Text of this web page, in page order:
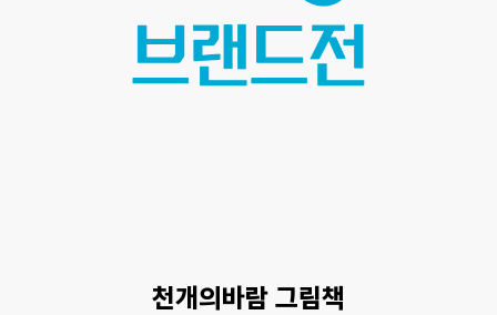
천개의바람 그림책